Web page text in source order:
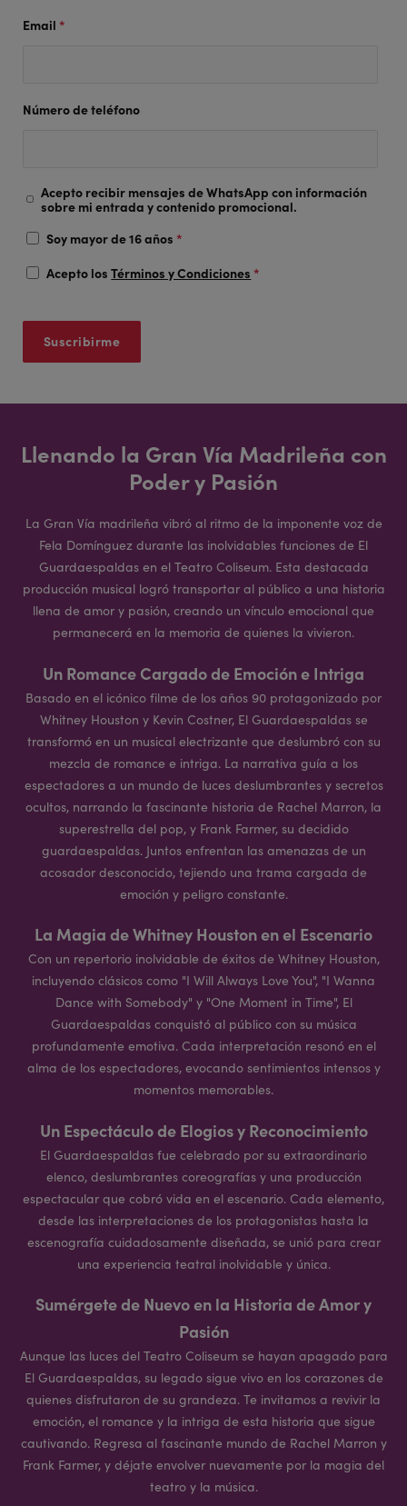
Email *
Número de teléfono
Acepto recibir mensajes de WhatsApp con información
sobre mi entrada y contenido promocional.
Soy mayor de 16 años *
Acepto losTérminos y Condiciones *
Llenando la Gran Vía Madrileña con
Poder y Pasión
La Gran Vía madrileña vibró al ritmo de la imponente voz de
Fela Domínguez durante las inolvidables funciones de El
Guardaespaldas en el Teatro Coliseum. Esta destacada
producción musical logró transportar al público a una historia
llena de amor y pasión, creando un vínculo emocional que
permanecerá en la memoria de quienes la vivieron.
Un Romance Cargado de Emoción e Intriga
Basado en el icónico filme de los años 90 protagonizado por
Whitney Houston y Kevin Costner, El Guardaespaldas se
transformó en un musical electrizante que deslumbró con su
mezcla de romance e intriga. La narrativa guía a los
espectadores a un mundo de luces deslumbrantes y secretos
ocultos, narrando la fascinante historia de Rachel Marron, la
superestrella del pop, y Frank Farmer, su decidido
guardaespaldas. Juntos enfrentan las amenazas de un
acosador desconocido, tejiendo una trama cargada de
emoción y peligro constante.
La Magia de Whitney Houston en el Escenario
Con un repertorio inolvidable de éxitos de Whitney Houston,
incluyendo clásicos como "I Will Always Love You", "I Wanna
Dance with Somebody" y "One Moment in Time", El
Guardaespaldas conquistó al público con su música
profundamente emotiva. Cada interpretación resonó en el
alma de los espectadores, evocando sentimientos intensos y
momentos memorables.
Un Espectáculo de Elogios y Reconocimiento
El Guardaespaldas fue celebrado por su extraordinario
elenco, deslumbrantes coreografías y una producción
espectacular que cobró vida en el escenario. Cada elemento,
desde las interpretaciones de los protagonistas hasta la
escenografía cuidadosamente diseñada, se unió para crear
una experiencia teatral inolvidable y única.
Sumérgete de Nuevo en la Historia de Amor y
Pasión
Aunque las luces del Teatro Coliseum se hayan apagado para
El Guardaespaldas, su legado sigue vivo en los corazones de
quienes disfrutaron de su grandeza. Te invitamos a revivir la
emoción, el romance y la intriga de esta historia que sigue
cautivando. Regresa al fascinante mundo de Rachel Marron y
Frank Farmer, y déjate envolver nuevamente por la magia del
teatro y la música.